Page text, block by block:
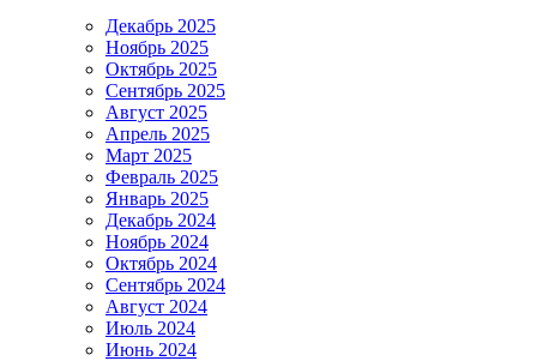
Декабрь 2025
Ноябрь 2025
Октябрь 2025
Сентябрь 2025
Август 2025
Апрель 2025
Март 2025
Февраль 2025
Январь 2025
Декабрь 2024
Ноябрь 2024
Октябрь 2024
Сентябрь 2024
Август 2024
Июль 2024
Июнь 2024